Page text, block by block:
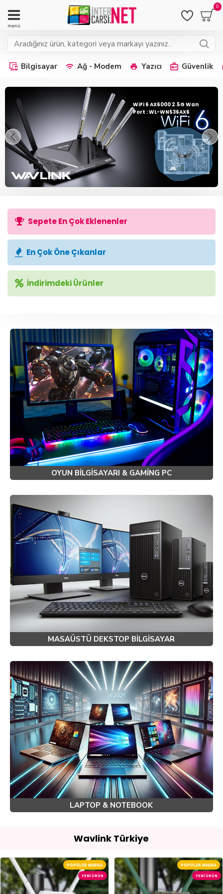
0
Bilgisayar Ağ - Modem Yazıcı Güvenlik
WiFi 6 AX6000 2.5G Wan
Port : WL-WN536AX6
Sepete En Çok Eklenenler
En Çok Öne Çıkanlar
İndirimdeki Ürünler
OYUN BILGISAYARI & GAMING PC
MASAÜSTÜ DEKSTOP BILGISAYAR
LAPTOP & NOTEBOOK
Wavlink Türkiye
YENI ÜRÜN
POPÜLER MARKA
YENI ÜRÜN
POPÜLER MARKA